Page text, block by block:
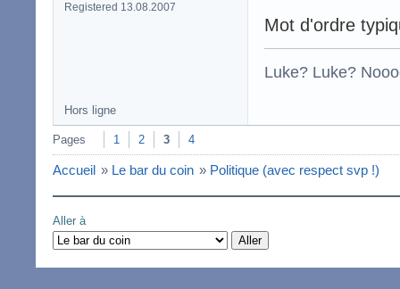
Registered 13.08.2007
Mot d'ordre
Luke? Luke?
Hors ligne
Pages 1 2 3 4
Accueil » Le bar du coin » Politique (avec respect svp !)
Aller à